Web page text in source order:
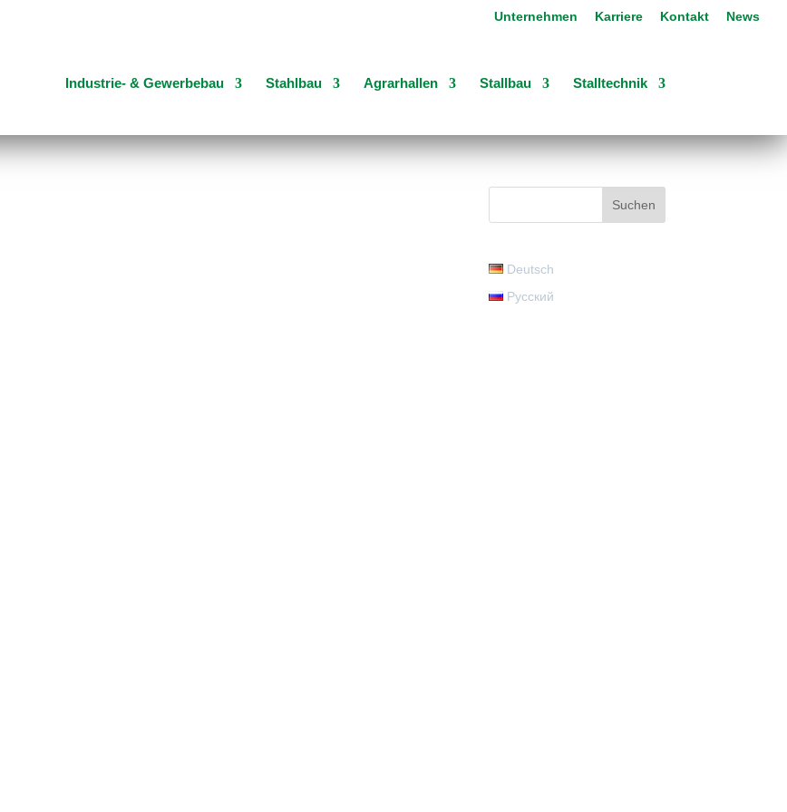
Unternehmen Karriere Kontakt News
Industrie- & Gewerbebau Stahlbau Agrarhallen Stallbau Stalltechnik
Deutsch
Русский